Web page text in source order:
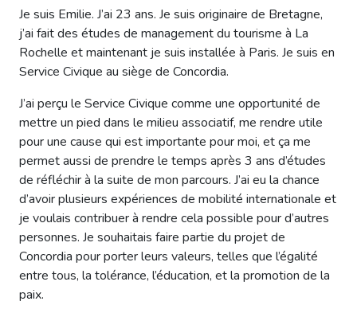
Je suis Emilie. J’ai 23 ans. Je suis originaire de Bretagne,
j’ai fait des études de management du tourisme à La
Rochelle et maintenant je suis installée à Paris. Je suis en
Service Civique au siège de Concordia.
J’ai perçu le Service Civique comme une opportunité de
mettre un pied dans le milieu associatif, me rendre utile
pour une cause qui est importante pour moi, et ça me
permet aussi de prendre le temps après 3 ans d’études
de réfléchir à la suite de mon parcours. J’ai eu la chance
d’avoir plusieurs expériences de mobilité internationale et
je voulais contribuer à rendre cela possible pour d’autres
personnes. Je souhaitais faire partie du projet de
Concordia pour porter leurs valeurs, telles que l’égalité
entre tous, la tolérance, l’éducation, et la promotion de la
paix.